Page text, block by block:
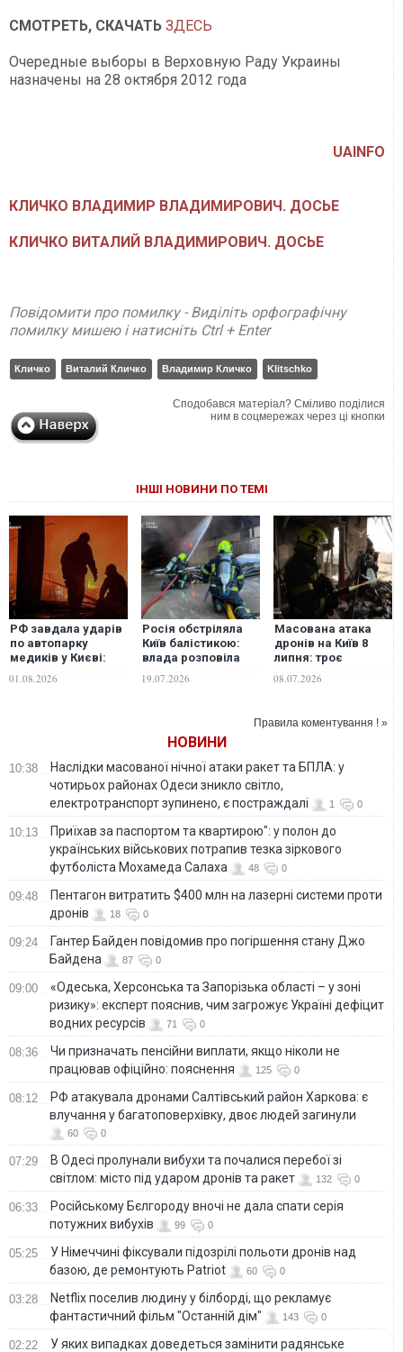
СМОТРЕТЬ, СКАЧАТЬ ЗДЕСЬ
Очередные выборы в Верховную Раду Украины
назначены на 28 октября 2012 года
UAINFO
КЛИЧКО ВЛАДИМИР ВЛАДИМИРОВИЧ. ДОСЬЕ
КЛИЧКО ВИТАЛИЙ ВЛАДИМИРОВИЧ. ДОСЬЕ
Повідомити про помилку - Виділіть орфографічну
помилку мишею і натисніть Ctrl + Enter
Кличко Виталий Кличко Владимир Кличко Klitschko
Сподобався матеріал? Сміливо поділися
ним в соцмережах через ці кнопки
ІНШІ НОВИНИ ПО ТЕМІ
РФ завдала ударів
по автопарку
медиків у Києві:
скільки "швидких"
вигоріло вщент
01.08.2026
Росія обстріляла
Київ балістикою:
влада розповіла
про наслідки
19.07.2026
Масована атака
дронів на Київ 8
липня: троє
загиблих, 14
поранених та
багатоповерхівку
08.07.2026
Правила коментування ! »
НОВИНИ
10:38
Наслідки масованої нічної атаки ракет та БПЛА: у
чотирьох районах Одеси зникло світло,
електротранспорт зупинено, є постраждалі
1 0
10:13
Приїхав за паспортом та квартирою": у полон до
українських військових потрапив тезка зіркового
футболіста Мохамеда Салаха
48 0
09:48
Пентагон витратить $400 млн на лазерні системи проти
дронів
18 0
09:24
Гантер Байден повідомив про погіршення стану Джо
Байдена
87 0
09:00
«Одеська, Херсонська та Запорізька області – у зоні
ризику»: експерт пояснив, чим загрожує Україні дефіцит
водних ресурсів
71 0
08:36
Чи призначать пенсійни виплати, якщо ніколи не
працював офіційно: пояснення
125 0
08:12
РФ атакувала дронами Салтівський район Харкова: є
влучання у багатоповерхівку, двоє людей загинули
60 0
07:29
В Одесі пролунали вибухи та почалися перебої зі
світлом: місто під ударом дронів та ракет
132 0
06:33
Російському Бєлгороду вночі не дала спати серія
потужних вибухів
99 0
05:25
У Німеччині фіксували підозрілі польоти дронів над
базою, де ремонтують Patriot
60 0
03:28
Netflix поселив людину у білборді, що рекламує
фантастичний фільм "Останній дім"
143 0
02:22 У яких випадках доведеться замінити радянське